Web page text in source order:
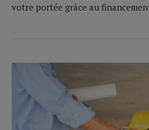
votre portée grâce au